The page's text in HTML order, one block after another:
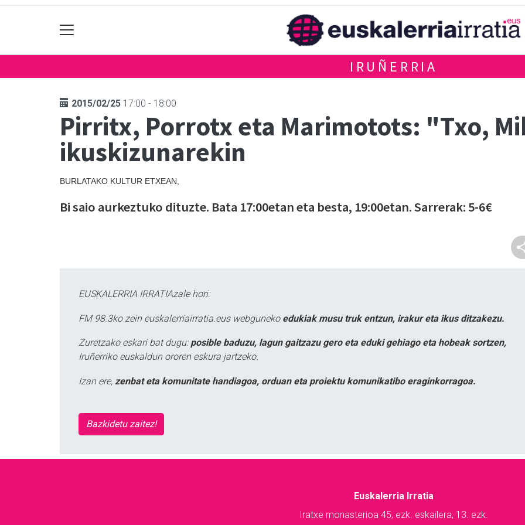
IRUÑERRIA
2015/02/25 17:00 - 18:00
Pirritx, Porrotx eta Marimotots: "Txo,
ikuskizunarekin
BURLATAKO KULTUR ETXEAN,
Bi saio aurkeztuko dituzte. Bata 17:00etan eta besta, 19:00etan. Sarrerak: 5-6€
EUSKALERRIA IRRATIAzale hori:
FM 98.3ko zein euskalerriairratia.eus webguneko edukiak musu truk entzun, irakur eta ikus ditzakezu.
Zuretzako eskari bat dugu: posible baduzu, lagun gaitzazu gero eta eduki gehiago eta hobeak sortzen,
Iruñerriko euskaldun ororen eskura jartzeko.
Izan ere, zenbat eta komunitate handiagoa, orduan eta proiektu komunikatibo eraginkorragoa.
Bazkidetu zaitez!
Euskalerria Irratia
Iratxe monasterioa 45, ezk. eskailera, 13. ezk.